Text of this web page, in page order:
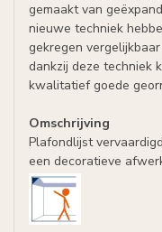
gemaakt van
nieuwe techniek
gekregen
dankzij deze techniek
kwalitatief goede
Omschrijving
Plafondlijst
een decoratieve